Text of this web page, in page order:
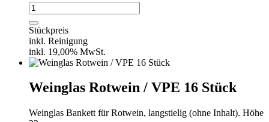
Weizenbierglas
/
VPE
25
Stück
Menge
Stückpreis
inkl. Reinigung
inkl. 19,00% MwSt.
Weinglas Rotwein / VPE 16 Stück
Weinglas Bankett für Rotwein, langstielig (ohne Inhalt). Höhe